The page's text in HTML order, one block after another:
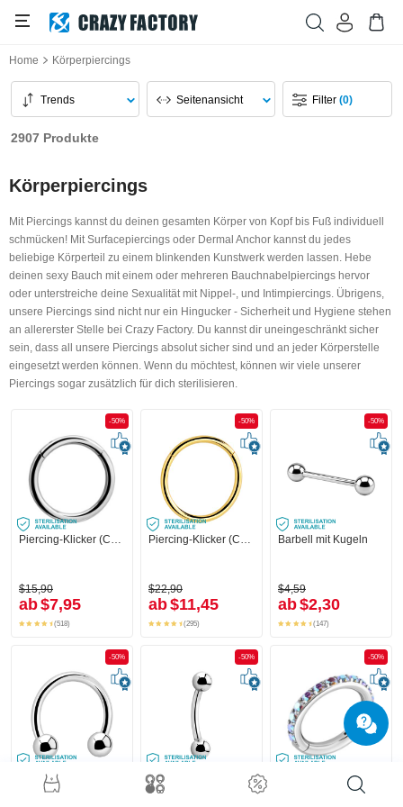
Home Körperpiercings
Trends Seitenansicht Filter(0)
2907 Produkte
Körperpiercings
Mit Piercings kannst du deinen gesamten Körper von Kopf bis Fuß individuell
schmücken! Mit Surfacepiercings oder Dermal Anchor kannst du jedes
beliebige Körperteil zu einem blinkenden Kunstwerk werden lassen. Hebe
deinen sexy Bauch mit einem oder mehreren Bauchnabelpiercings hervor
oder unterstreiche deine Sexualität mit Nippel-, und Intimpiercings. Übrigens,
unsere Piercings sind nicht nur ein Hingucker - Sicherheit und Hygiene stehen
an allererster Stelle bei Crazy Factory. Du kannst dir uneingeschränkt sicher
sein, dass all unsere Piercings absolut sicher sind und an jeder Körperstelle
eingesetzt werden können. Wenn du möchtest, können wir viele unserer
Piercings sogar zusätzlich für dich sterilisieren.
-50%
Piercing-Klicker (Chirurgenstahl, silber, glänzend)
$15,90
ab$7,95
(518)
-50%
Piercing-Klicker (Chirurgenstahl, gold, glänzend)
$22,90
ab$11,45
(295)
-50%
Barbell mit Kugeln
$4,59
ab$2,30
(147)
-50%
Circular Barbell
-50%
Banane (Chirurgenstahl, silber, glänzend) mit Kugeln
-50%